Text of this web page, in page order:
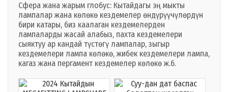
Сфера жана жарым глобус: Кытайдагы эң мыкты
лампалар жана көлөкө кездемелер өндүрүүчүлөрдүн
бири катары, биз каалаган кездемелерден
лампаларды жасай алабыз, пахта кездемелери
сыяктуу ар кандай түстөгү лампалар, зыгыр
кездемелери лампа көлөкө, жибек кездемелери лампа,
кагаз жана пергамент кездемелер көлөкө ж.б.